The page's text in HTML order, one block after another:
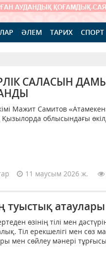
ӘЛЕМ ТАРИХ СПОРТ
САЛАСЫН
Мажит Самитов
облысындағы
11 маусым 2026 ж.
туыстық атаулары
өзінің тілі мен
Тіл ерекшелігі мен сөз
мен сөйлеу мәнері